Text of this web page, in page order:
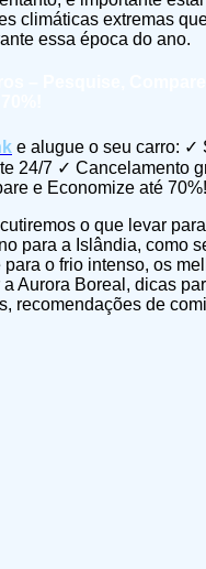
climáticas extremas
essa época do ano.
e alugue o seu carro: ✓
24/7 ✓ Cancelamento
e Economize até 70%!
o que levar
para a Islândia, como
o frio intenso, os
a Aurora Boreal, dicas
recomendações de